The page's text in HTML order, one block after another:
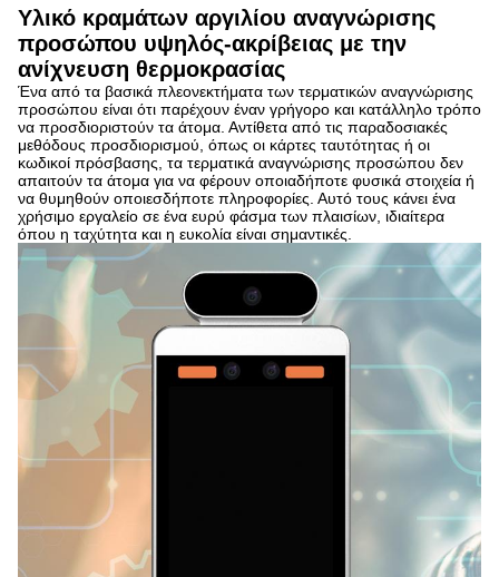
Υλικό κραμάτων αργιλίου αναγνώρισης
προσώπου υψηλός-ακρίβειας με την
ανίχνευση θερμοκρασίας
Ένα από τα βασικά πλεονεκτήματα των τερματικών αναγνώρισης
προσώπου είναι ότι παρέχουν έναν γρήγορο και κατάλληλο τρόπο
να προσδιοριστούν τα άτομα. Αντίθετα από τις παραδοσιακές
μεθόδους προσδιορισμού, όπως οι κάρτες ταυτότητας ή οι
κωδικοί πρόσβασης, τα τερματικά αναγνώρισης προσώπου δεν
απαιτούν τα άτομα για να φέρουν οποιαδήποτε φυσικά στοιχεία ή
να θυμηθούν οποιεσδήποτε πληροφορίες. Αυτό τους κάνει ένα
χρήσιμο εργαλείο σε ένα ευρύ φάσμα των πλαισίων, ιδιαίτερα
όπου η ταχύτητα και η ευκολία είναι σημαντικές.